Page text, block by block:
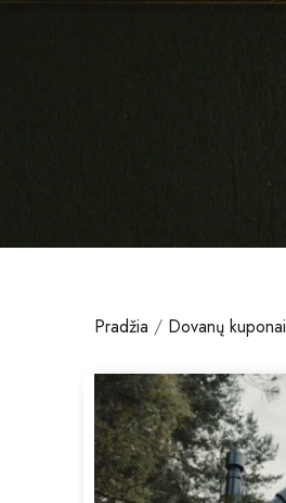
Pradžia / Dovanų kuponai